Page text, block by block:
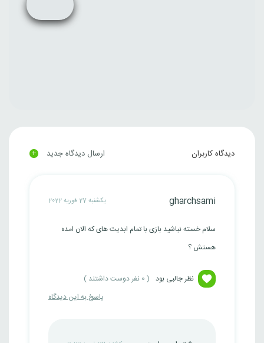
دیدگاه کاربران ارسال دیدگاه جدید +
gharchsami یکشنبه 27 فوریه 2022
سلام خسته نباشید بازی با تمام ابدیت های که الان امده
هستش ؟
نظر جالبی بود (
0 نفر دوست داشتند )
پاسخ به این دیدگاه